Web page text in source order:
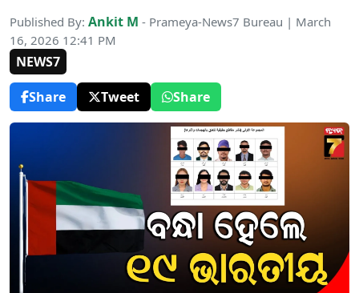
Published By: Ankit M - Prameya-News7 Bureau | March
16, 2026 12:41 PM
NEWS7
Share
Tweet Share